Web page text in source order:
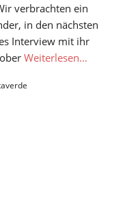
verbrachten ein
in den nächsten
Interview mit ihr
Weiterlesen…